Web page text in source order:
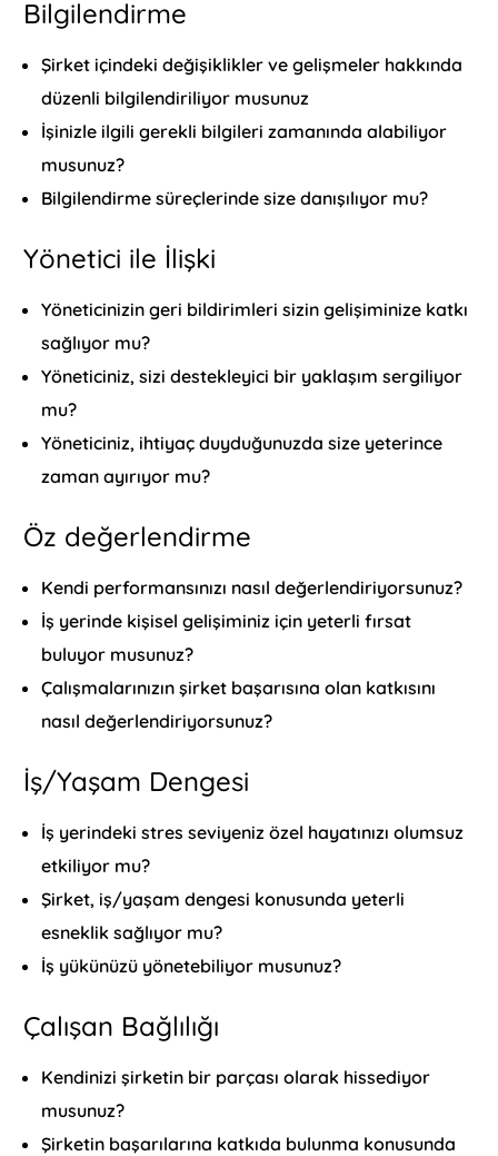
Bilgilendirme
Şirket içindeki değişiklikler ve gelişmeler hakkında
düzenli bilgilendiriliyor musunuz
İşinizle ilgili gerekli bilgileri zamanında alabiliyor
musunuz?
Bilgilendirme süreçlerinde size danışılıyor mu?
Yönetici ile İlişki
Yöneticinizin geri bildirimleri sizin gelişiminize katkı
sağlıyor mu?
Yöneticiniz, sizi destekleyici bir yaklaşım sergiliyor
mu?
Yöneticiniz, ihtiyaç duyduğunuzda size yeterince
zaman ayırıyor mu?
Öz değerlendirme
Kendi performansınızı nasıl değerlendiriyorsunuz?
İş yerinde kişisel gelişiminiz için yeterli fırsat
buluyor musunuz?
Çalışmalarınızın şirket başarısına olan katkısını
nasıl değerlendiriyorsunuz?
İş/Yaşam Dengesi
İş yerindeki stres seviyeniz özel hayatınızı olumsuz
etkiliyor mu?
Şirket, iş/yaşam dengesi konusunda yeterli
esneklik sağlıyor mu?
İş yükünüzü yönetebiliyor musunuz?
Çalışan Bağlılığı
Kendinizi şirketin bir parçası olarak hissediyor
musunuz?
Şirketin başarılarına katkıda bulunma konusunda